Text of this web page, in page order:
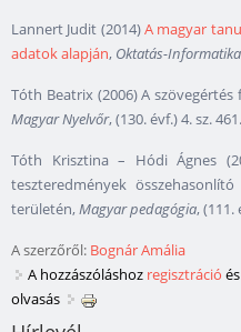
Lannert Judit (2014)A magyar
adatok alapján, Oktatás-Informatika
Tóth Beatrix (2006) A
Magyar Nyelvőr, (130. évf.) 4. sz. 461.
Tóth Krisztina – Hódi Ágnes
teszteredmények
területén,Magyar pedagógia, (111.
A szerzőről: Bognár Amália
A hozzászóláshoz regisztráció és
olvasás